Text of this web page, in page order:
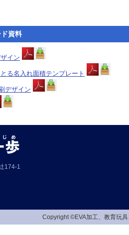
資料
イン
る名入れ面積テンプレート
デザイン
174-1
Copyright ©EVA加工、教育玩